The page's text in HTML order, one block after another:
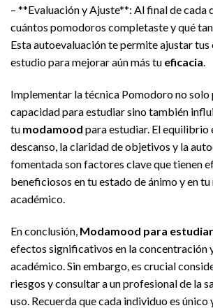
– **Evaluación y Ajuste**: Al final de cada
cuántos pomodoros completaste y qué
Esta autoevaluación te permite ajustar
estudio para mejorar aún más tu eficacia.
Implementar la técnica Pomodoro no solo
capacidad para estudiar sino también
tu modamood para estudiar. El equilibrio
descanso, la claridad de objetivos y la
fomentada son factores clave que tienen
beneficiosos en tu estado de ánimo y en
académico.
En conclusión, Modamood para estudiar
efectos significativos en la concentración
académico. Sin embargo, es crucial
riesgos y consultar a un profesional de la
uso. Recuerda que cada individuo es único